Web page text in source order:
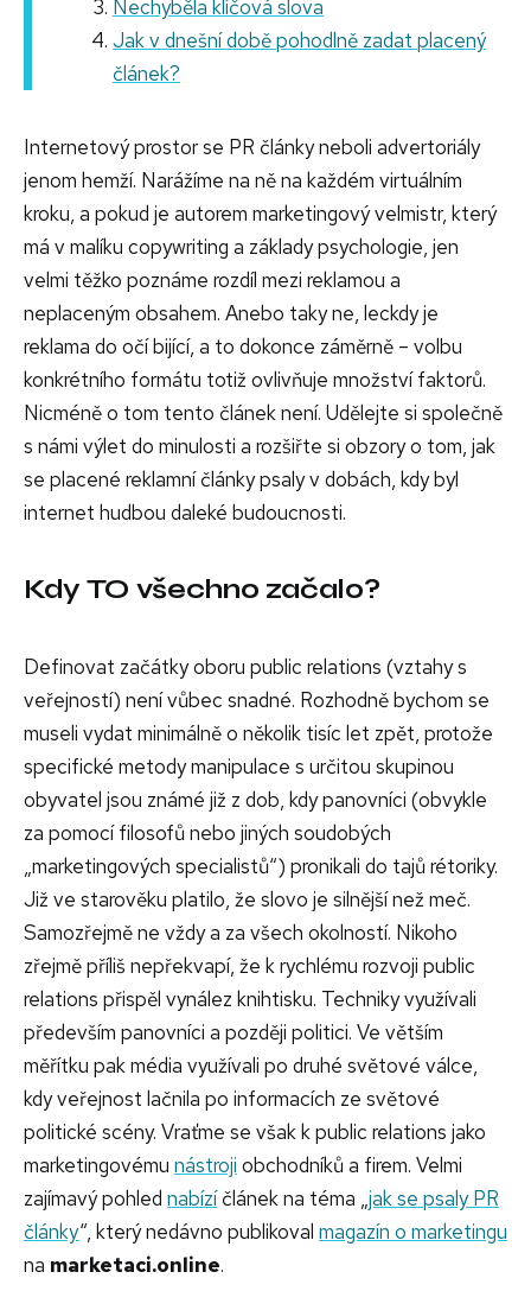
Nechyběla klíčová slova
Jak v dnešní době pohodlně zadat placený
článek?
Internetový prostor se PR články neboli advertoriály
jenom hemží. Narážíme na ně na každém virtuálním
kroku, a pokud je autorem marketingový velmistr, který
má v malíku copywriting a základy psychologie, jen
velmi těžko poznáme rozdíl mezi reklamou a
neplaceným obsahem. Anebo taky ne, leckdy je
reklama do očí bijící, a to dokonce záměrně – volbu
konkrétního formátu totiž ovlivňuje množství faktorů.
Nicméně o tom tento článek není. Udělejte si společně
s námi výlet do minulosti a rozšiřte si obzory o tom, jak
se placené reklamní články psaly v dobách, kdy byl
internet hudbou daleké budoucnosti.
Kdy TO všechno začalo?
Definovat začátky oboru public relations (vztahy s
veřejností) není vůbec snadné. Rozhodně bychom se
museli vydat minimálně o několik tisíc let zpět, protože
specifické metody manipulace s určitou skupinou
obyvatel jsou známé již z dob, kdy panovníci (obvykle
za pomocí filosofů nebo jiných soudobých
„marketingových specialistů“) pronikali do tajů rétoriky.
Již ve starověku platilo, že slovo je silnější než meč.
Samozřejmě ne vždy a za všech okolností. Nikoho
zřejmě příliš nepřekvapí, že k rychlému rozvoji public
relations přispěl vynález knihtisku. Techniky využívali
především panovníci a později politici. Ve větším
měřítku pak média využívali po druhé světové válce,
kdy veřejnost lačnila po informacích ze světové
politické scény. Vraťme se však k public relations jako
marketingovému nástroji obchodníků a firem. Velmi
zajímavý pohled nabízíčlánek na téma „jak se psaly PR
články“, který nedávno publikoval magazín o marketingu
na marketaci.online.